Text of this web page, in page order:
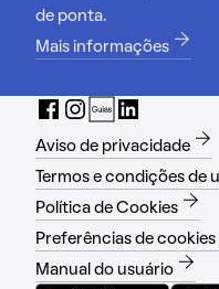
de ponta.
Mais informações
Aviso de privacidade
Termos e condições de
Política de Cookies
Preferências de cookies
Manual do usuário